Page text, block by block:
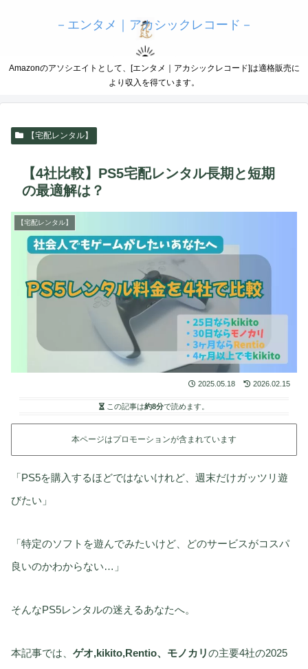
－エンタメ｜アカシックレコード－
Amazonのアソシエイトとして、[エンタメ｜アカシックレコード]は適格販売に
より収入を得ています。
【宅配レンタル】
【4社比較】PS5宅配レンタル長期と短期
の最適解は？
【宅配レンタル】
2025.05.18 2026.02.15
この記事は約8分で読めます。
本ページはプロモーションが含まれています
「PS5を購入するほどではないけれど、週末だけガッツリ遊
びたい」
「特定のソフトを遊んでみたいけど、どのサービスがコスパ
良いのかわからない…」
そんなPS5レンタルの迷えるあなたへ。
本記事では、 ゲオ,kikito,Rentio、モノカリの主要4社の2025